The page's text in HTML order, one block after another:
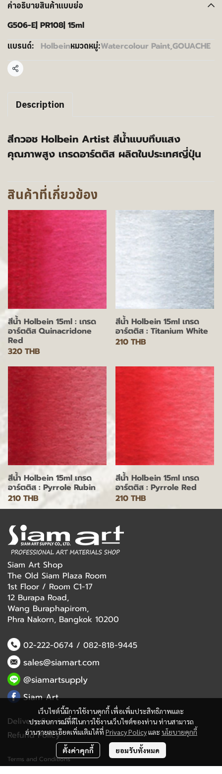
คำอธิบายสินค้าแบบย่อ
G506-E| PR108| 15ml
แบรนด์: Holbeinหมวดหมู่:Watercolour Paint,GOUACHE
แชร์
Description
สีกวอช Holbein Artist สีน้ำแบบทึบแสง
คุณภาพสูง เกรดอาร์ตติส ผลิตในประเทศญี่ปุ่น
สินค้าที่เกี่ยวข้อง
สีน้ำ Holbein 15ml : เกรด
อาร์ตติส Quinacridone
Red
320 THB
สีน้ำ Holbein 15ml เกรด
อาร์ตติส : Titanium White
210 THB
สีน้ำ Holbein 15ml เกรด
อาร์ตติส : Pyrrole Rubin
210 THB
สีน้ำ Holbein 15ml เกรด
อาร์ตติส : Pyrrole Red
210 THB
เว็บไซต์นี้มีการใช้งานคุกกี้ เพื่อเพิ่มประสิทธิภาพและ
ประสบการณ์ที่ดีในการใช้งานเว็บไซต์ของท่าน ท่านสามารถ
อ่านรายละเอียดเพิ่มเติมได้ที่ Privacy Policyและ นโยบายคุกกี้
ตั้งค่าคุกกี้ ยอมรับทั้งหมด
Siam Art Shop
The Old Siam Plaza Room
1st Floor / Room C1-17
12 Burapa Road,
Wang Buraphapirom,
Phra Nakorn, Bangkok 10200
02-222-0674/ 082-818-9445
sales@siamart.com
@siamartsupply
Siam Art
Delivery Service
Refund Policy
Terms and Conditions